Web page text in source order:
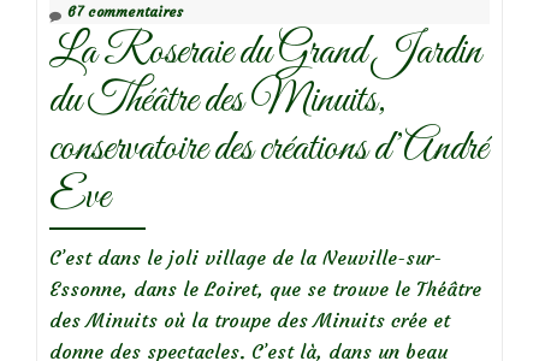
67 commentaires
La Roseraie du Grand Jardin
du Théâtre des Minuits,
conservatoire des créations d’André
Eve
C’est dans le joli village de la Neuville-sur-
Essonne, dans le Loiret, que se trouve le Théâtre
des Minuits où la troupe des Minuits crée et
donne des spectacles. C’est là, dans un beau